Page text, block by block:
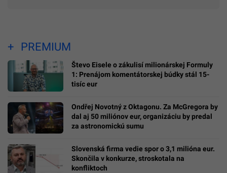
PREMIUM
Števo Eisele o zákulisí milionárskej Formuly
1: Prenájom komentátorskej búdky stál 15-
tisíc eur
Ondřej Novotný z Oktagonu. Za McGregora by
dal aj 50 miliónov eur, organizáciu by predal
za astronomickú sumu
Slovenská firma vedie spor o 3,1 milióna eur.
Skončila v konkurze, stroskotala na
konfliktoch